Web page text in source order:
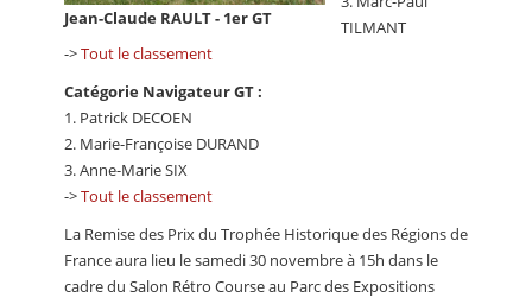
Jean-Claude RAULT - 1er GT
TILMANT
->Tout le classement
Catégorie Navigateur GT :
1. Patrick DECOEN
2. Marie-Françoise DURAND
3. Anne-Marie SIX
->Tout le classement
La Remise des Prix du Trophée Historique des Régions de
France aura lieu le samedi 30 novembre à 15h dans le
cadre du Salon Rétro Course au Parc des Expositions